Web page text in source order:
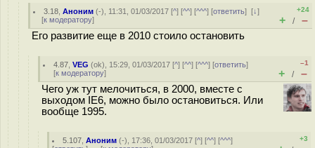
3.18 ,Аноним (-), 11:31, 01/03/2017 [^] [^^] [^^^] [ответить][↓]
[к модератору]
+24
+ / –
Его развитие еще в 2010 стоило остановить
4.87 ,VEG (ok), 15:29, 01/03/2017 [^] [^^] [^^^] [ответить]
[к модератору]
–1
+ / –
Чего уж тут мелочиться, в 2000, вместе с
выходом IE6, можно было остановиться. Или
вообще 1995.
5.107 ,Аноним (-), 17:36, 01/03/2017 [^] [^^] [^^^]
+3